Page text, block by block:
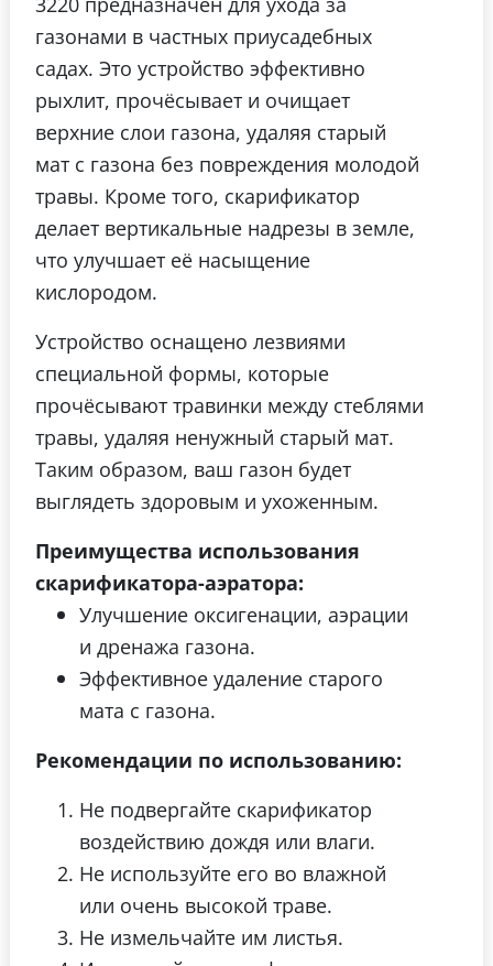
газонами в частных приусадебных
садах. Это устройство эффективно
рыхлит, прочёсывает и очищает
верхние слои газона, удаляя старый
мат с газона без повреждения молодой
травы. Кроме того, скарификатор
делает вертикальные надрезы в земле,
что улучшает её насыщение
кислородом.
Устройство оснащено лезвиями
специальной формы, которые
прочёсывают травинки между стеблями
травы, удаляя ненужный старый мат.
Таким образом, ваш газон будет
выглядеть здоровым и ухоженным.
Преимущества использования
скарификатора-аэратора:
Улучшение оксигенации, аэрации
и дренажа газона.
Эффективное удаление старого
мата с газона.
Рекомендации по использованию:
Не подвергайте скарификатор
воздействию дождя или влаги.
Не используйте его во влажной
или очень высокой траве.
Не измельчайте им листья.